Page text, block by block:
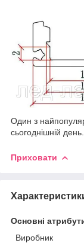
Один з
сьогоднішній день.
Приховати
Основні
Виробник